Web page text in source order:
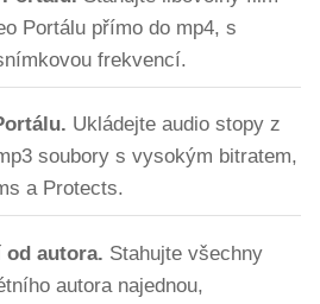
Portálu přímo do mp4, s
frekvencí.
Ukládejte audio stopy z
soubory s vysokým bitratem,
a Protects.
od autora. Stahujte všechny
autora najednou,